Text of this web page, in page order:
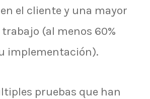
el cliente y una mayor
(al menos 60%
implementación).
pruebas que han